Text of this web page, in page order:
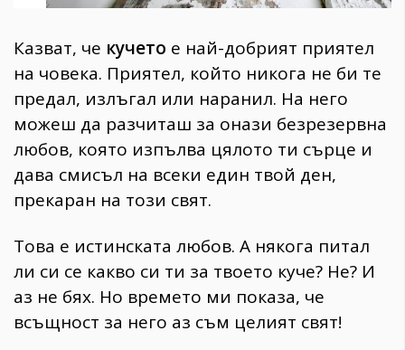
Gentlemen
Wellness
1817
ПОСЛЕДВАЙТЕ
НИ
Казват, че кучето е най-добрият приятел
на човека. Приятел, който никога не би те
предал, излъгал или наранил. На него
можеш да разчиташ за онази безрезервна
любов, която изпълва цялото ти сърце и
дава смисъл на всеки един твой ден,
прекаран на този свят.
Това е истинската любов. А някога питал
ли си се какво си ти за твоето куче? Не? И
аз не бях. Но времето ми показа, че
всъщност за него аз съм целият свят!